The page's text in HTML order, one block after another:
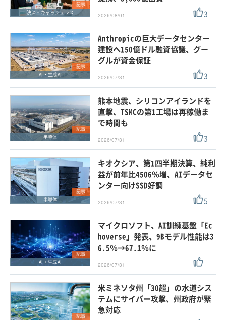
記事
決済・キャッシュレス
2026/08/01 3
記事
AI・生成AI
Anthropicの巨大データセンター
建設へ150億ドル融資協議、グー
グルが資金保証
2026/07/31 3
記事
半導体
熊本地震、シリコンアイランドを
直撃、TSMCの第1工場は再稼働ま
で時間も
2026/07/31 3
記事
半導体
キオクシア、第1四半期決算、純利
益が前年比4506％増、AIデータセ
ンター向けSSD好調
2026/07/31 5
記事
AI・生成AI
マイクロソフト、AI訓練基盤「Ec
hoverse」発表、9Bモデル性能は3
6.5％→67.1％に
2026/07/31
記事
米ミネソタ州「30超」の水道シス
テムにサイバー攻撃、州政府が緊
急対応